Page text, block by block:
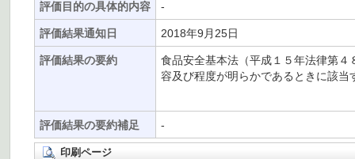
評価目的の具体的内容 -
評価結果通知日 2018年9月25日
評価結果の要約
食品安全基本法（平成１５年法律第
容及び程度が明らかであるときに該
評価結果の要約補足 -
印刷ページ